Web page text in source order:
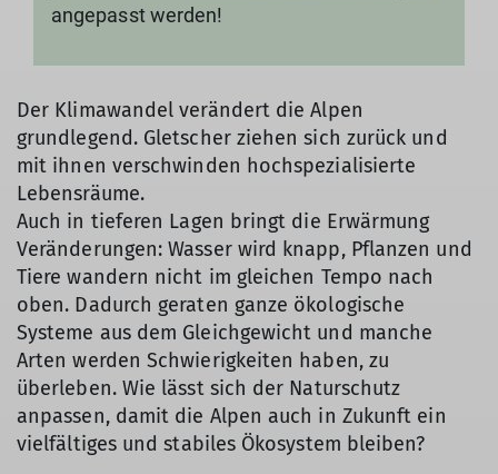
angepasst werden!
Der Klimawandel verändert die Alpen
grundlegend. Gletscher ziehen sich zurück und
mit ihnen verschwinden hochspezialisierte
Lebensräume.
Auch in tieferen Lagen bringt die Erwärmung
Veränderungen: Wasser wird knapp, Pflanzen und
Tiere wandern nicht im gleichen Tempo nach
oben. Dadurch geraten ganze ökologische
Systeme aus dem Gleichgewicht und manche
Arten werden Schwierigkeiten haben, zu
überleben. Wie lässt sich der Naturschutz
anpassen, damit die Alpen auch in Zukunft ein
vielfältiges und stabiles Ökosystem bleiben?